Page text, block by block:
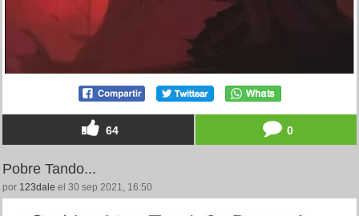
64 0
Pobre Tando...
por 123dale el 30 sep 2021, 16:50